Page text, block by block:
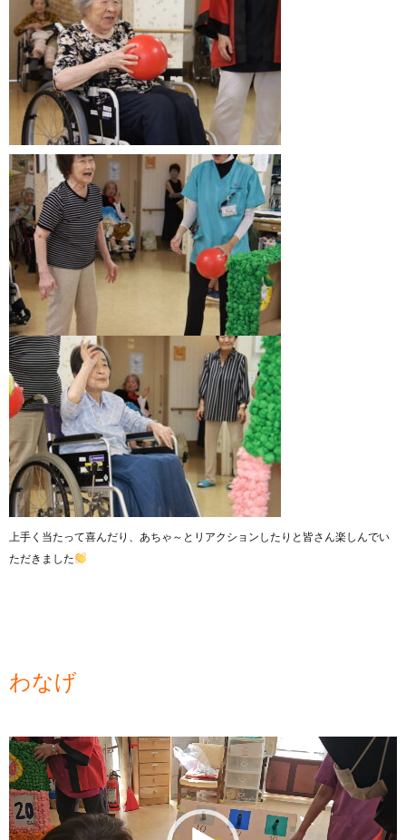
上手く当たって喜んだり、あちゃ～とリアクションしたりと皆さん楽しんでい
ただきました
わなげ
動
画
プ
レ
ー
ヤ
ー